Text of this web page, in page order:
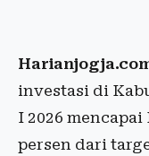
investasi di
I 2026 mencapai
persen dari